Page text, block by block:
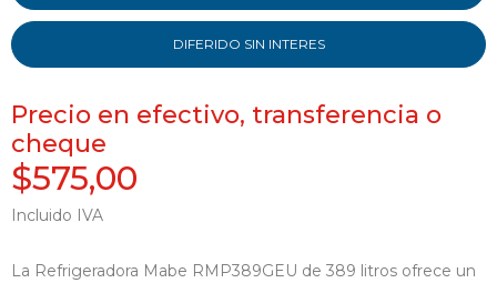
DIFERIDO SIN INTERES
Precio en efectivo, transferencia o
cheque
$575,00
Incluido IVA
La Refrigeradora Mabe RMP389GEU de 389 litros ofrece un